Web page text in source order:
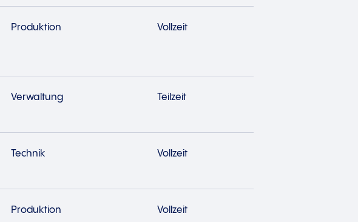
Produktion Vollzeit
Verwaltung Teilzeit
Technik Vollzeit
Produktion Vollzeit